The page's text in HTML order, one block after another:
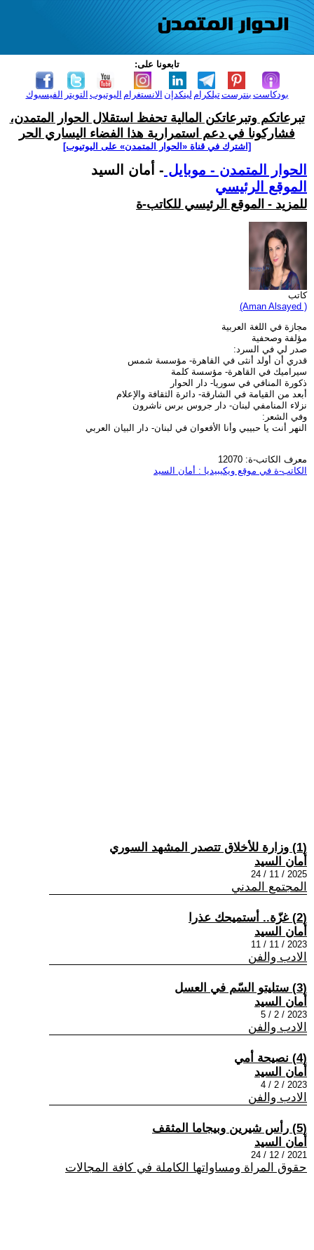
تابعونا على:
الفيسبوك التويتر اليوتيوب الانستغرام لينكدإن تيلكرامبنترست بودكاست
تبرعاتكم وتبرعاتكن المالية تحفظ استقلال الحوار المتمدن،
فشاركونا في دعم استمرارية هذا الفضاء اليساري الحر
[اشترك في قناة ‫«الحوار المتمدن» على اليوتيوب]
الحوار المتمدن - موبايل - أمان السيد
الموقع الرئيسي
للمزيد - الموقع الرئيسي للكاتب-ة
كاتب
(Aman Alsayed )
مجازة في اللغة العربية
مؤلفة وصحفية
صدر لي في السرد:
قدري أن أولد أنثى في القاهرة- مؤسسة شمس
سيراميك في القاهرة- مؤسسة كلمة
ذكورة المنافي في سوريا- دار الحوار
أبعد من القيامة في الشارقة- دائرة الثقافة والإعلام
نزلاء المنامفي لبنان- دار جروس برس ناشرون
وفي الشعر:
النهر أنت يا حبيبي وأنا الأفعوان في لبنان- دار البيان العربي
معرف الكاتب-ة: 12070
الكاتب-ة في موقع ويكيبيديا : أمان السيد
(1) وزارة للأخلاق تتصدر المشهد السوري
أمان السيد
2025 / 11 / 24
المجتمع المدني
(2) غزّة.. أستميحك عذرا
أمان السيد
2023 / 11 / 11
الادب والفن
(3) ستليتو السّم في العسل
أمان السيد
2023 / 2 / 5
الادب والفن
(4) نصيحة أمي
أمان السيد
2023 / 2 / 4
الادب والفن
(5) رأس شيرين وبيجاما المثقف
أمان السيد
2021 / 12 / 24
حقوق المراة ومساواتها الكاملة في كافة المجالات